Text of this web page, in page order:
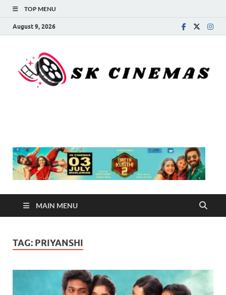
TOP MENU
August 9, 2026
MAIN MENU
TAG: PRIYANSHI